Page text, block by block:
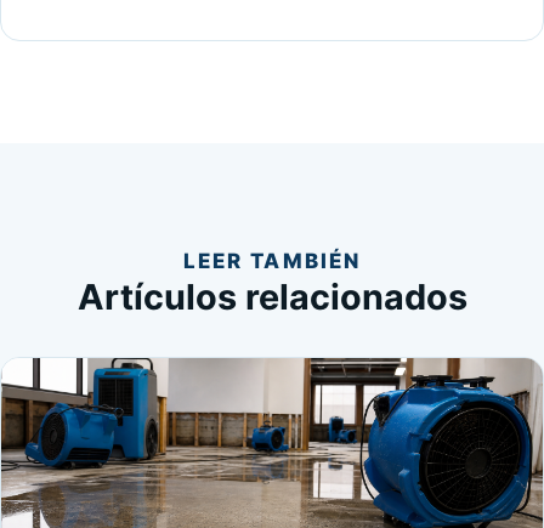
LEER TAMBIÉN
Artículos relacionados